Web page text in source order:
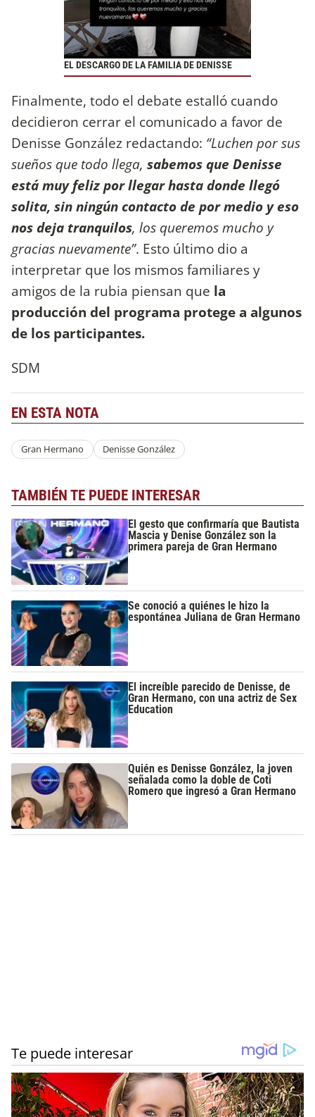
EL DESCARGO DE LA FAMILIA DE DENISSE
Finalmente, todo el debate estalló cuando
decidieron cerrar el comunicado a favor de
Denisse González redactando: “Luchen por sus
sueños que todo llega, sabemos que Denisse
está muy feliz por llegar hasta donde llegó
solita, sin ningún contacto de por medio y eso
nos deja tranquilos, los queremos mucho y
gracias nuevamente”. Esto último dio a
interpretar que los mismos familiares y
amigos de la rubia piensan que la
producción del programa protege a algunos
de los participantes.
SDM
EN ESTA NOTA
Gran Hermano Denisse González
TAMBIÉN TE PUEDE INTERESAR
El gesto que confirmaría que Bautista
Mascia y Denise González son la
primera pareja de Gran Hermano
Se conoció a quiénes le hizo la
espontánea Juliana de Gran Hermano
El increíble parecido de Denisse, de
Gran Hermano, con una actriz de Sex
Education
Quién es Denisse González, la joven
señalada como la doble de Coti
Romero que ingresó a Gran Hermano